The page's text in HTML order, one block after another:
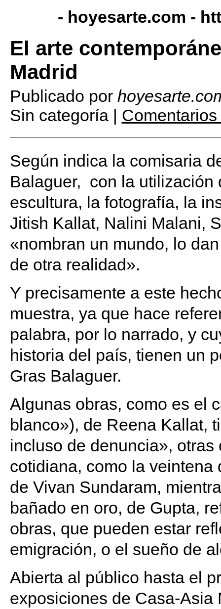
- hoyesarte.com -
El arte
Madrid
Publicado por
Sin categoría |
Según indica la comisaria
Balaguer, con la utilización
escultura, la fotografía, la
Jitish Kallat, Nalini Malani,
«nombran un mundo, lo
de otra realidad».
Y precisamente a este
muestra, ya que hace
palabra, por lo narrado, y
historia del país, tienen un
Gras Balaguer.
Algunas obras, como es el
blanco»), de Reena Kallat,
incluso de denuncia»,
cotidiana, como la
de Vivan Sundaram,
bañado en oro, de Gupta,
obras, que pueden estar
emigración, o el sueño de
Abierta al público hasta el
exposiciones de Casa-